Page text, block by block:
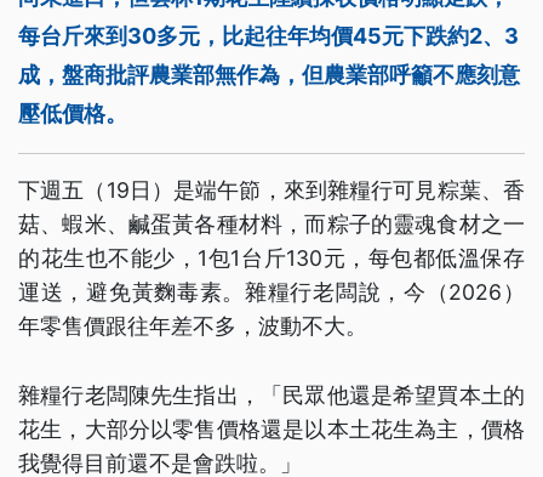
每台斤來到30多元，比起往年均價45元下跌約2、3
成，盤商批評農業部無作為，但農業部呼籲不應刻意
壓低價格。
下週五（19日）是端午節，來到雜糧行可見粽葉、香
菇、蝦米、鹹蛋黃各種材料，而粽子的靈魂食材之一
的花生也不能少，1包1台斤130元，每包都低溫保存
運送，避免黃麴毒素。雜糧行老闆說，今（2026）
年零售價跟往年差不多，波動不大。
雜糧行老闆陳先生指出，「民眾他還是希望買本土的
花生，大部分以零售價格還是以本土花生為主，價格
我覺得目前還不是會跌啦。」